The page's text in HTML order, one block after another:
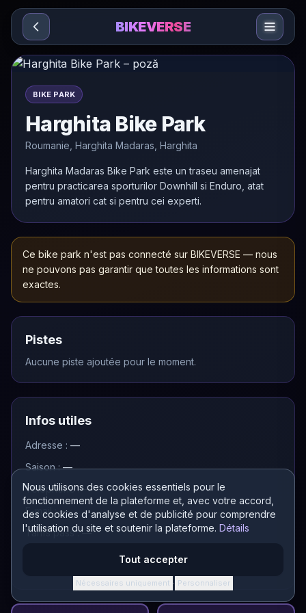
Sari la conținut
Nous utilisons des cookies essentiels pour le
fonctionnement de la plateforme et, avec votre accord,
des cookies d'analyse et de publicité pour comprendre
l'utilisation du site et soutenir la plateforme. Détails
Tout accepter
Nécessaires uniquement · Personnaliser
BIKEVERSE
BIKE PARK
Harghita Bike Park
Roumanie, Harghita Madaras, Harghita
Harghita Madaras Bike Park este un traseu amenajat
pentru practicarea sporturilor Downhill si Enduro, atat
pentru amatori cat si pentru cei experti.
Ce bike park n'est pas connecté sur BIKEVERSE — nous
ne pouvons pas garantir que toutes les informations sont
exactes.
Pistes
Aucune piste ajoutée pour le moment.
Infos utiles
Adresse : —
Saison : —
Téléphone : —
E-mail : —
Tarifs pass : —